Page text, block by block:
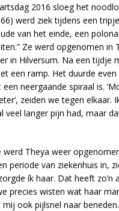
2016 sloeg het
werd ziek tij­dens een
van het ein­de, een
Ze werd op­ge­no­men in
in Hil­ver­sum. Na een tijd­je
een ramp. Het duur­de
neer­gaan­de spi­raal is.
zei­den we te­gen el­kaar.
veel lan­ger pijn had, maar
werd Theya weer
pe­ri­o­de van zie­ken­huis in,
ík haar. Dat heeft zo’n
pre­cies wis­ten wat haar
ook pijl­snel naar